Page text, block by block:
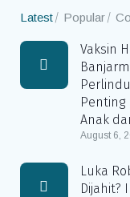
Latest Popular
Vaksin
Anak
August 6,
Luka
Dijahit?